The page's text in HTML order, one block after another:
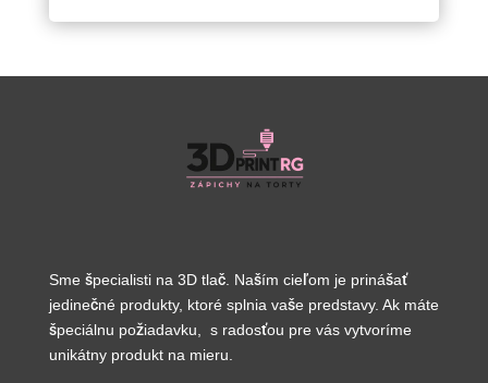
Sme špecialisti na 3D tlač. Naším cieľom je prinášať
jedinečné produkty, ktoré splnia vaše predstavy. Ak máte
špeciálnu požiadavku, s radosťou pre vás vytvoríme
unikátny produkt na mieru.